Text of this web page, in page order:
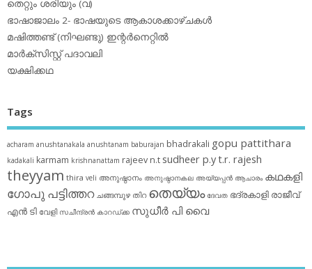
തെറ്റും ശരിയും (വ)
ഭാഷാജാലം 2- ഭാഷയുടെ ആകാശക്കാഴ്ചകള്‍
മഷിത്തണ്ട് (നിഘണ്ടു) ഇന്റര്‍നെറ്റില്‍
മാര്‍ക്‌സിസ്റ്റ് പദാവലി
യക്ഷിക്കഥ
Tags
acharam anushtanakala anushtanam baburajan bhadrakali gopu pattithara
kadakali karmam krishnanattam rajeev n.t sudheer p.yt.r. rajesh
theyyam thira veli അനുഷ്ഠാനം അനുഷ്ഠാനകല അയ്യപ്പന്‍ ആചാരം കഥകളി
ഗോപു പട്ടിത്തറ ചങ്ങമ്പുഴ തിറ തെയ്യം ദേവത ഭദ്രകാളി രാജീവ്
എൻ ടി വേളി സചീന്ദ്രന്‍ കാറഡ്ക്ക സുധീര്‍ പി വൈ